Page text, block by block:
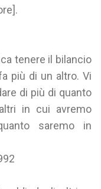
tenere il bilancio
più di un altro. Vi
di più di quanto
in cui avremo
saremo in